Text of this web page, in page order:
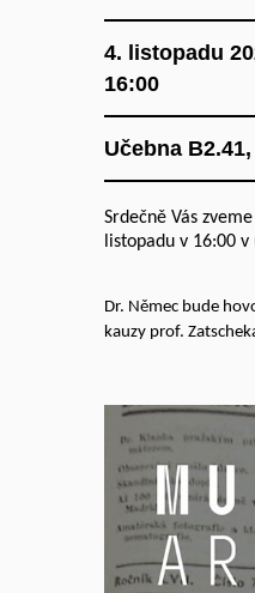
4. listopadu
16:00
Učebna
Srdečně Vás
listopadu v 16:00
Dr. Němec bude
kauzy prof.